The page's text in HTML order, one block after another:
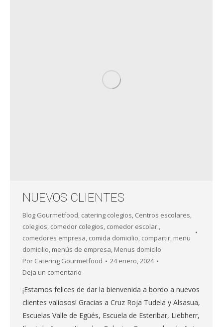
NUEVOS CLIENTES
Blog Gourmetfood, catering colegios, Centros escolares,
colegios, comedor colegios, comedor escolar.,
comedores empresa, comida domicilio, compartir, menu
domicilio, menús de empresa, Menus domicilo
Por Catering Gourmetfood
24 enero, 2024
Deja un comentario
¡Estamos felices de dar la bienvenida a bordo a nuevos
clientes valiosos! Gracias a Cruz Roja Tudela y Alsasua,
Escuelas Valle de Egüés, Escuela de Esteribar, Liebherr,